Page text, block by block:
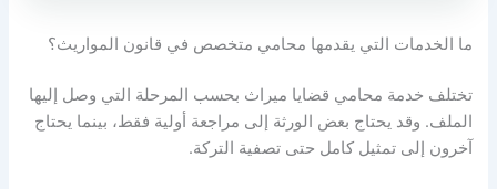
ما الخدمات التي يقدمها محامي متخصص في قانون المواريث؟
تختلف خدمة محامي قضايا ميراث بحسب المرحلة التي وصل إليها
الملف. وقد يحتاج بعض الورثة إلى مراجعة أولية فقط، بينما يحتاج
آخرون إلى تمثيل كامل حتى تصفية التركة.